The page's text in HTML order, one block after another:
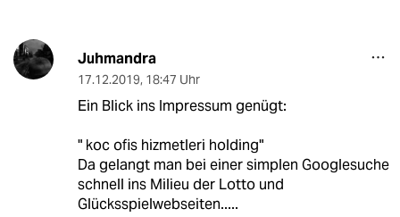
Juhmandra
17.12.2019, 18:47 Uhr
Ein Blick ins Impressum genügt:
" koc ofis hizmetleri holding"
Da gelangt man bei einer simplen Googlesuche
schnell ins Milieu der Lotto und
Glücksspielwebseiten.....